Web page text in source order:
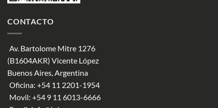
CONTACTO
Av. Bartolome Mitre 1276
(B1604AKR) Vicente López
Buenos Aires, Argentina
Oficina: +54 11 2201-1954
Movil: +54 9 11 6013-6666